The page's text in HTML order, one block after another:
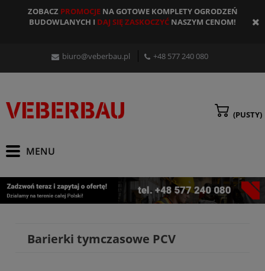
ZOBACZ PROMOCJENA GOTOWE KOMPLETY OGRODZEŃ
BUDOWLANYCH I DAJ SIĘ ZASKOCZYĆ NASZYM CENOM!
biuro@veberbau.pl +48 577 240 080
(PUSTY)
Barierki tymczasowe PCV